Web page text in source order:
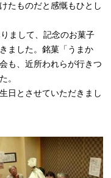
たものだと感慨もひとし
まして、記念のお菓子
ました。銘菓「うまか
も、近所われらが行きつ
。
日とさせていただきまし